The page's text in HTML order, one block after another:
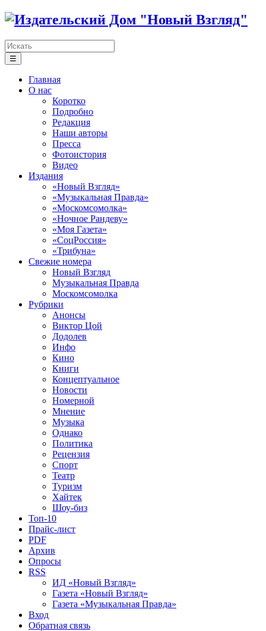
☰
Главная
О нас
Коротко
Подробно
Редакция
Наши авторы
Пресса
Фотоистория
Видео
Издания
«Новый Взгляд»
«Музыкальная Правда»
«Москомсомолка»
«Ночное Рандеву»
«Моя Газета»
«СоцРоссия»
«Трибуна»
Свежие номера
Новый Взгляд
Музыкальная Правда
Москомсомолка
Рубрики
Анонсы
Виктор Цой
Додолев
Инфо
Кино
Книги
Концептуальное
Новости
Номерной
Мнение
Музыка
Однако
Политика
Рецензия
Спорт
Театр
Туризм
Хайтек
Шоу-биз
Топ-10
Прайс-лист
PDF
Архив
Опросы
RSS
ИД «Новый Взгляд»
Газета «Новый Взгляд»
Газета «Музыкальная Правда»
Вход
Обратная связь